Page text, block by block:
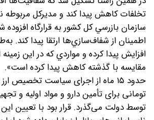
تخلفات كاهش پيدا كند و مديركل مربوطه
سازمان بازرسي كل كشور به قرارگاه
اطمينان از شفاف‌سازي‌ها ارتقا پيدا كند.
افزايش پيدا كرده و مواردي كه در اين
مقايسه با گذشته كاهش پيدا كرده است».
تومانی برای تأمین دارو و مواد اولیه و
توسط دولت می‌گذرد. قرار بود با تعیین